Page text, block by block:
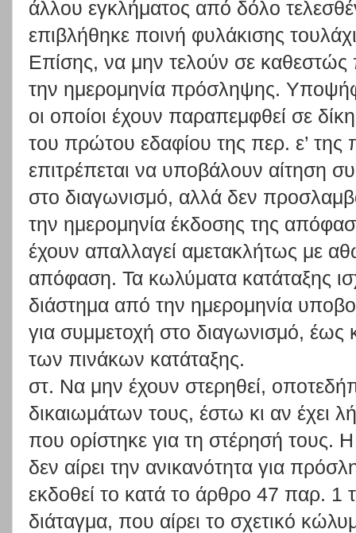
άλλου εγκλήματος από δόλο
επιβλήθηκε ποινή φυλάκισης
Επίσης, να μην τελούν σε
την ημερομηνία πρόσληψης.
οι οποίοι έχουν παραπεμφθεί σε
του πρώτου εδαφίου της περ. ε’
επιτρέπεται να υποβάλουν αίτηση
στο διαγωνισμό, αλλά δεν
την ημερομηνία έκδοσης της
έχουν απαλλαγεί αμετακλήτως με
απόφαση. Τα κωλύματα κατάταξης
διάστημα από την ημερομηνία
για συμμετοχή στο διαγωνισμό, έως
των πινάκων κατάταξης.
στ. Να μην έχουν στερηθεί,
δικαιωμάτων τους, έστω κι αν έχει
που ορίστηκε για τη στέρησή τους.
δεν αίρει την ανικανότητα για
εκδοθεί το κατά το άρθρο 47 παρ. 1
διάταγμα, που αίρει το σχετικό